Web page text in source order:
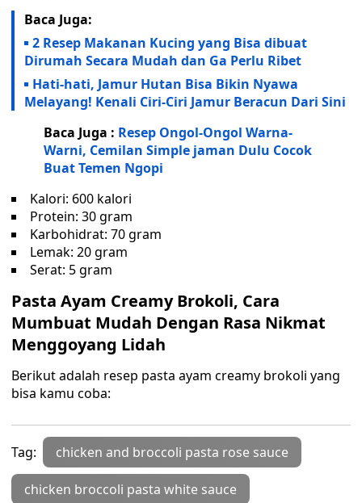
Baca Juga:
2 Resep Makanan Kucing yang Bisa dibuat
Dirumah Secara Mudah dan Ga Perlu Ribet
Hati-hati, Jamur Hutan Bisa Bikin Nyawa
Melayang! Kenali Ciri-Ciri Jamur Beracun Dari Sini
Baca Juga : Resep Ongol-Ongol Warna-
Warni, Cemilan Simple jaman Dulu Cocok
Buat Temen Ngopi
Kalori: 600 kalori
Protein: 30 gram
Karbohidrat: 70 gram
Lemak: 20 gram
Serat: 5 gram
Pasta Ayam Creamy Brokoli, Cara
Mumbuat Mudah Dengan Rasa Nikmat
Menggoyang Lidah
Berikut adalah resep pasta ayam creamy brokoli yang
bisa kamu coba:
Tag: chicken and broccoli pasta rose sauce
chicken broccoli pasta white sauce